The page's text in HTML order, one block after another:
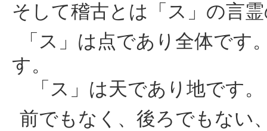
そして稽古とは「ス」の言
「ス」は点であり全体で
す。
「ス」は天であり地です
前でもなく、後ろでもない